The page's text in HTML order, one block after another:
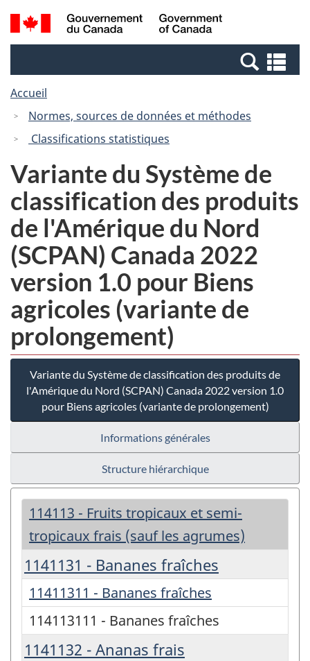
Passer
au
Passer
à
Canada
Recherche
et
et
Accueil
Normes, sources de données et méthodes
Classifications statistiques
Variante du Système de
classification des produits
de l'Amérique du Nord
(SCPAN) Canada 2022
version 1.0 pour Biens
agricoles (variante de
prolongement)
Variante du Système de classification des produits de
l'Amérique du Nord (SCPAN) Canada 2022 version 1.0
pour Biens agricoles (variante de prolongement)
Informations générales
Structure hiérarchique
114113 - Fruits tropicaux et semi-
tropicaux frais (sauf les agrumes)
1141131 - Bananes fraîches
11411311 - Bananes fraîches
114113111 - Bananes fraîches
1141132 - Ananas frais